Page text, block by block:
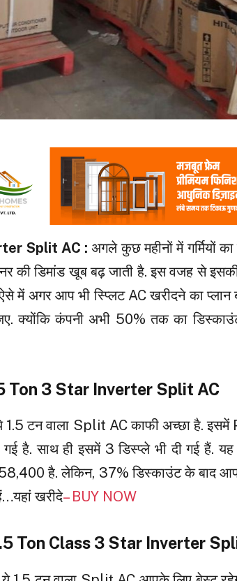
Split AC :अगले कुछ महीनों में गर्मियों
की डिमांड खूब बढ़ जाती है. इस वजह से
में अगर आप भी स्प्लिट AC खरीदने का प्लान
क्योंकि कंपनी अभी 50% तक का
Ton 3 Star Inverter Split AC
1.5 टन वाला Split AC काफी अच्छा है.
गई है. साथ ही इसमें 3 डिस्प्ले भी दी गई हैं.
है. लेकिन, 37% डिस्काउंट के बाद
खरीदे– BUY NOW
Ton Class 3 Star Inverter